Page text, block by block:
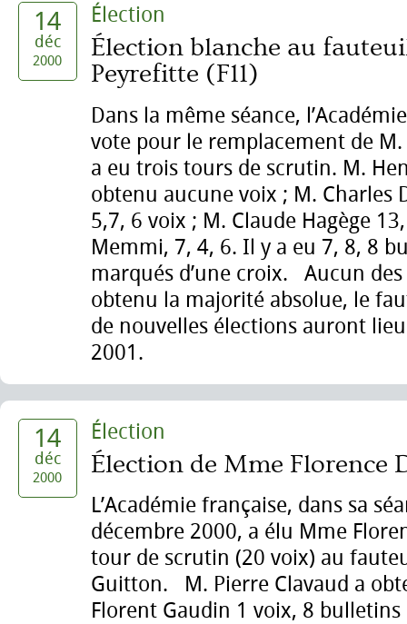
14
déc
2000
Élection
Élection blanche au
Peyrefitte (F11)
Dans la même séance,
vote pour le remplacement de
a eu trois tours de scrutin. M.
obtenu aucune voix ; M. Charles
5,7, 6 voix ; M. Claude Hagège
Memmi, 7, 4, 6. Il y a eu 7, 8, 8
marqués d’une croix. Aucun des
obtenu la majorité absolue, le
de nouvelles élections auront
2001.
14
déc
2000
Élection
Élection de Mme Florence
L’Académie française, dans sa
décembre 2000, a élu Mme
tour de scrutin (20 voix) au
Guitton. M. Pierre Clavaud a
Florent Gaudin 1 voix, 8